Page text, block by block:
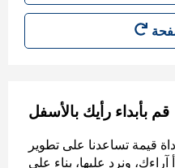
قم بأبداء رأيك بالأسفل
قيمة تساعدنا على تطوير
ونرد عليها، بناء على